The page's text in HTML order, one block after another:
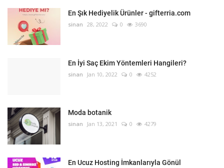
En Şık Hediyelik Ürünler - gifterria.com
sinan 28, 2022 0 3690
En İyi Saç Ekim Yöntemleri Hangileri?
sinan Jan 10, 2022 0 4252
Moda botanik
sinan Jan 13, 2021 0 4279
En Ucuz Hosting İmkanlarıyla Gönül